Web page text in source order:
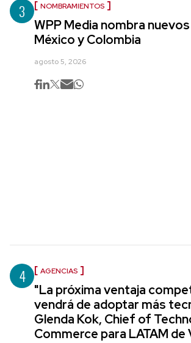
3 NOMBRAMIENTOS
WPP Media nombra
México y Colombia
agosto 5, 2026
4 AGENCIAS
"La próxima ventaja
vendrá de adoptar más
Glenda Kok, Chief of
Commerce para LATAM de